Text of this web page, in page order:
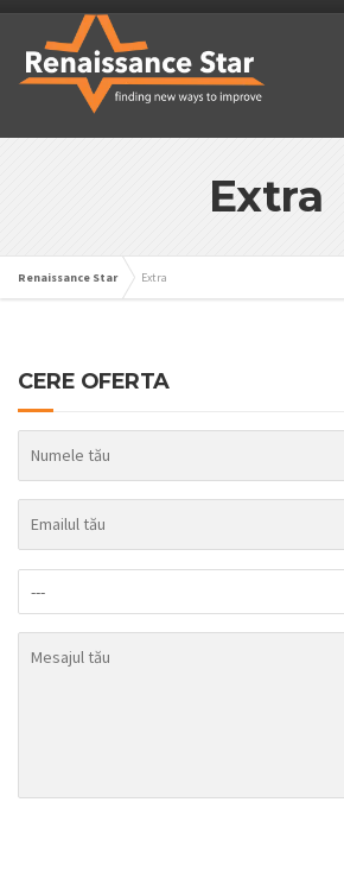
Extra
Renaissance Star Extra
CERE OFERTA